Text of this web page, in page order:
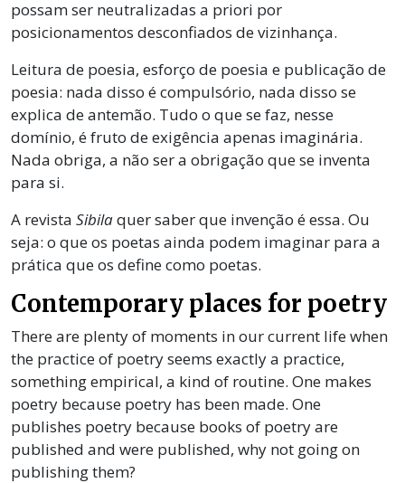
possam ser neutralizadas a priori por
posicionamentos desconfiados de vizinhança.
Leitura de poesia, esforço de poesia e publicação de
poesia: nada disso é compulsório, nada disso se
explica de antemão. Tudo o que se faz, nesse
domínio, é fruto de exigência apenas imaginária.
Nada obriga, a não ser a obrigação que se inventa
para si.
A revista Sibilaquer saber que invenção é essa. Ou
seja: o que os poetas ainda podem imaginar para a
prática que os define como poetas.
Contemporary places for poetry
There are plenty of moments in our current life when
the practice of poetry seems exactly a practice,
something empirical, a kind of routine. One makes
poetry because poetry has been made. One
publishes poetry because books of poetry are
published and were published, why not going on
publishing them?